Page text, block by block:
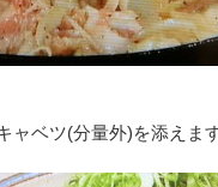
ャベツ(分量外)を添えます